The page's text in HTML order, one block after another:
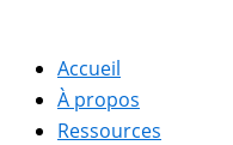
Accueil
À propos
Ressources